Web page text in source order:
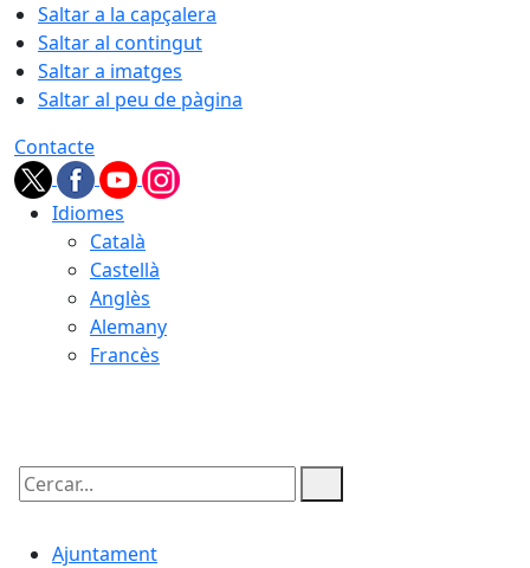
Saltar a la capçalera
Saltar al contingut
Saltar a imatges
Saltar al peu de pàgina
Contacte
Idiomes
Català
Castellà
Anglès
Alemany
Francès
Cercar:
Ajuntament